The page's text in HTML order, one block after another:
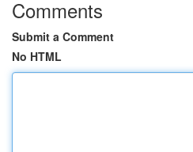
Comments
Submit a Comment
No HTML